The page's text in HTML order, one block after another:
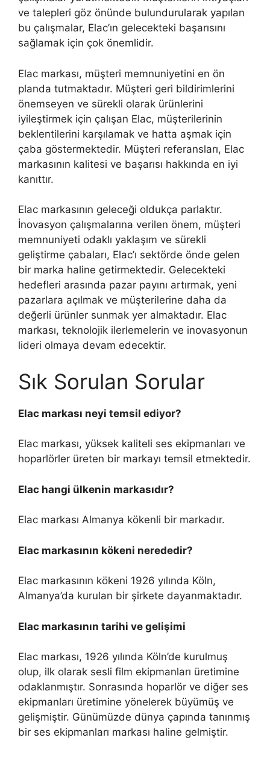
ve talepleri göz önünde bulundurularak yapılan
bu çalışmalar, Elac’ın gelecekteki başarısını
sağlamak için çok önemlidir.
Elac markası, müşteri memnuniyetini en ön
planda tutmaktadır. Müşteri geri bildirimlerini
önemseyen ve sürekli olarak ürünlerini
iyileştirmek için çalışan Elac, müşterilerinin
beklentilerini karşılamak ve hatta aşmak için
çaba göstermektedir. Müşteri referansları, Elac
markasının kalitesi ve başarısı hakkında en iyi
kanıttır.
Elac markasının geleceği oldukça parlaktır.
İnovasyon çalışmalarına verilen önem, müşteri
memnuniyeti odaklı yaklaşım ve sürekli
geliştirme çabaları, Elac’ı sektörde önde gelen
bir marka haline getirmektedir. Gelecekteki
hedefleri arasında pazar payını artırmak, yeni
pazarlara açılmak ve müşterilerine daha da
değerli ürünler sunmak yer almaktadır. Elac
markası, teknolojik ilerlemelerin ve inovasyonun
lideri olmaya devam edecektir.
Sık Sorulan Sorular
Elac markası neyi temsil ediyor?
Elac markası, yüksek kaliteli ses ekipmanları ve
hoparlörler üreten bir markayı temsil etmektedir.
Elac hangi ülkenin markasıdır?
Elac markası Almanya kökenli bir markadır.
Elac markasının kökeni nerededir?
Elac markasının kökeni 1926 yılında Köln,
Almanya’da kurulan bir şirkete dayanmaktadır.
Elac markasının tarihi ve gelişimi
Elac markası, 1926 yılında Köln’de kurulmuş
olup, ilk olarak sesli film ekipmanları üretimine
odaklanmıştır. Sonrasında hoparlör ve diğer ses
ekipmanları üretimine yönelerek büyümüş ve
gelişmiştir. Günümüzde dünya çapında tanınmış
bir ses ekipmanları markası haline gelmiştir.